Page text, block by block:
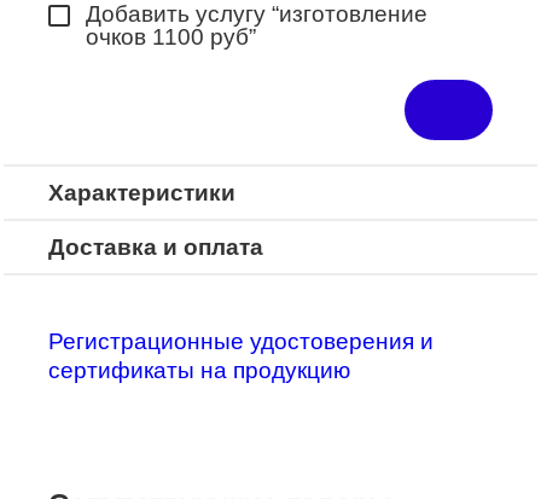
Добавить услугу “изготовление
очков 1100 руб”
Характеристики
Доставка и оплата
Регистрационные удостоверения и
сертификаты на продукцию